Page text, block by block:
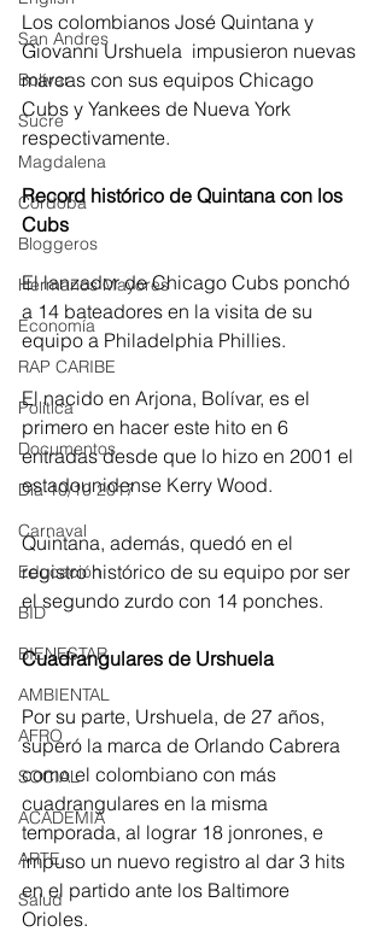
San Andres
Bolívar
Sucre
Magdalena
Córdoba
Bloggeros
Hermanos Mayores
Economía
RAP CARIBE
Política
Documentos
Día 10/10 2017
Carnaval
Educación
BID
BIENESTAR
AMBIENTAL
AFRO
SOCIAL
ACADEMIA
ARTE
Salud
Los colombianos José Quintana y
Giovanni Urshuela  impusieron nuevas
marcas con sus equipos Chicago
Cubs y Yankees de Nueva York
respectivamente.
Record histórico de Quintana con los
Cubs
El lanzador de Chicago Cubs ponchó
a 14 bateadores en la visita de su
equipo a Philadelphia Phillies.
El nacido en Arjona, Bolívar, es el
primero en hacer este hito en 6
entradas desde que lo hizo en 2001 el
estadounidense Kerry Wood.
Quintana, además, quedó en el
registro histórico de su equipo por ser
el segundo zurdo con 14 ponches.
Cuadrangulares de Urshuela
Por su parte, Urshuela, de 27 años,
superó la marca de Orlando Cabrera
como el colombiano con más
cuadrangulares en la misma
temporada, al lograr 18 jonrones, e
impuso un nuevo registro al dar 3 hits
en el partido ante los Baltimore
Orioles.